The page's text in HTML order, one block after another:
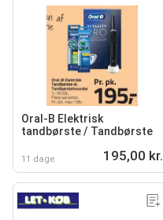
Oral-B Elektrisk
tandbørste / Tandbørste
11 dage 195,00 kr.